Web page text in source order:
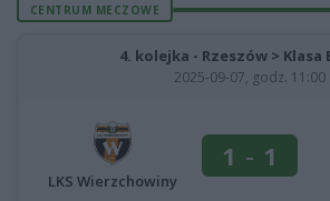
CENTRUM MECZOWE
4. kolejka - Rzeszów > Klasa
2025-09-07, godz. 11:00
LKS Wierzchowiny
1 - 1